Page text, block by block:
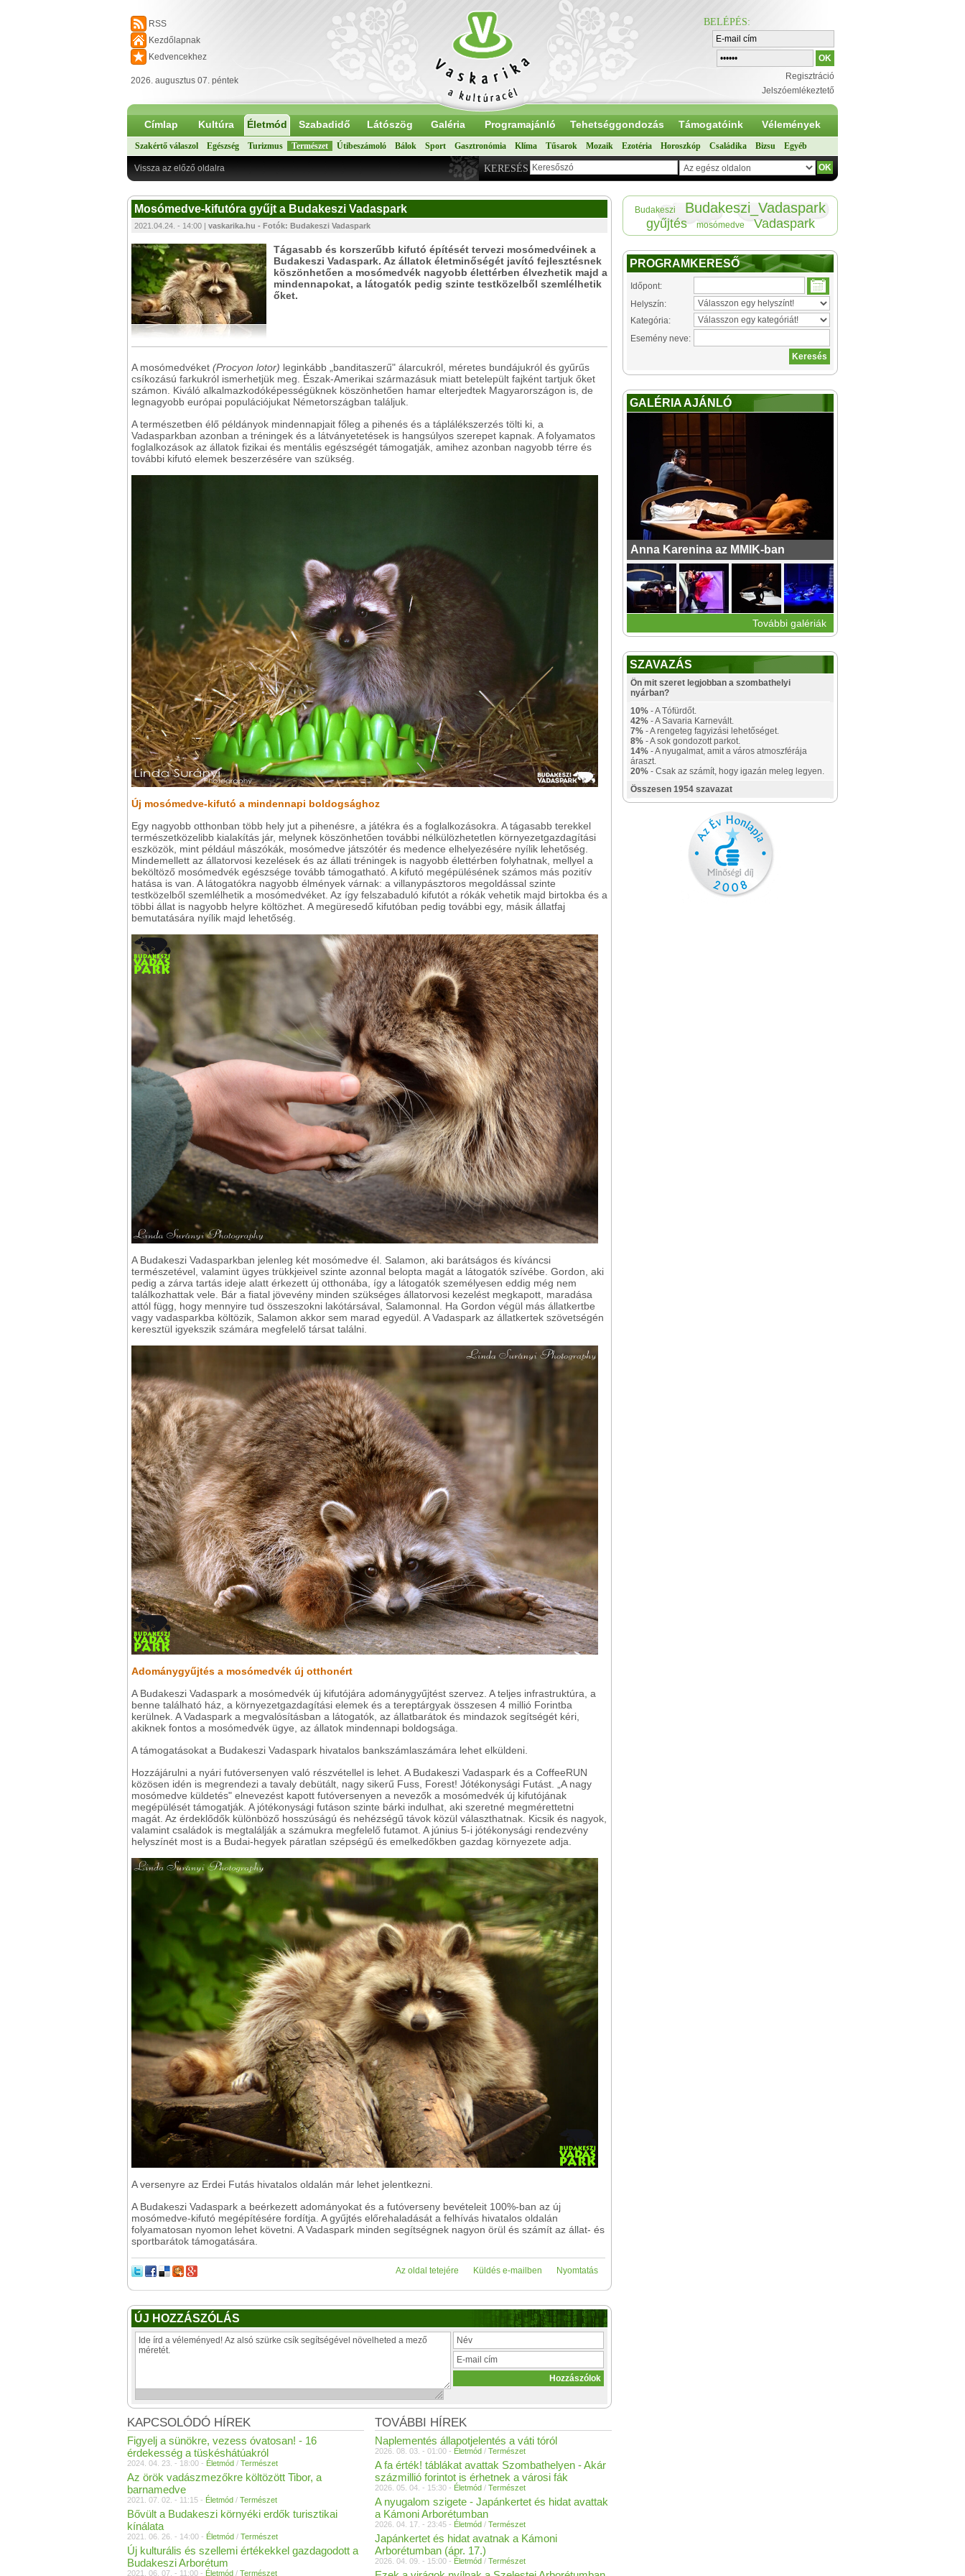
RSS
Kezdőlapnak
Kedvencekhez
2026. augusztus 07. péntek
BELÉPÉS:
Regisztráció
Jelszóemlékeztető
Címlap Kultúra Életmód Szabadidő Látószög Galéria Programajánló Tehetséggondozás Támogatóink Vélemények
Szakértő válaszol Egészség Turizmus Természet Útibeszámoló Bálok Sport Gasztronómia Klíma Tűsarok Mozaik Ezotéria Horoszkóp Családika Bizsu Egyéb
KERESÉS
Vissza az előző oldalra
Mosómedve-kifutóra gyűjt a Budakeszi Vadaspark
2021.04.24. - 14:00 | vaskarika.hu - Fotók: Budakeszi Vadaspark
Tágasabb és korszerűbb kifutó építését tervezi mosómedvéinek a
Budakeszi Vadaspark. Az állatok életminőségét javító fejlesztésnek
köszönhetően a mosómedvék nagyobb élettérben élvezhetik majd a
mindennapokat, a látogatók pedig szinte testközelből szemlélhetik
őket.
A mosómedvéket (Procyon lotor) leginkább „banditaszerű" álarcukról, méretes bundájukról és gyűrűs
csíkozású farkukról ismerhetjük meg. Észak-Amerikai származásuk miatt betelepült fajként tartjuk őket
számon. Kiváló alkalmazkodóképességüknek köszönhetően hamar elterjedtek Magyarországon is, de
legnagyobb európai populációjukat Németországban találjuk.
A természetben élő példányok mindennapjait főleg a pihenés és a táplálékszerzés tölti ki, a
Vadasparkban azonban a tréningek és a látványetetések is hangsúlyos szerepet kapnak. A folyamatos
foglalkozások az állatok fizikai és mentális egészségét támogatják, amihez azonban nagyobb térre és
további kifutó elemek beszerzésére van szükség.
Új mosómedve-kifutó a mindennapi boldogsághoz
Egy nagyobb otthonban több hely jut a pihenésre, a játékra és a foglalkozásokra. A tágasabb terekkel
természetközelibb kialakítás jár, melynek köszönhetően további nélkülözhetetlen környezetgazdagítási
eszközök, mint például mászókák, mosómedve játszótér és medence elhelyezésére nyílik lehetőség.
Mindemellett az állatorvosi kezelések és az állati tréningek is nagyobb élettérben folyhatnak, mellyel a
beköltöző mosómedvék egészsége tovább támogatható. A kifutó megépülésének számos más pozitív
hatása is van. A látogatókra nagyobb élmények várnak: a villanypásztoros megoldással szinte
testközelből szemlélhetik a mosómedvéket. Az így felszabaduló kifutót a rókák vehetik majd birtokba és a
többi állat is nagyobb helyre költözhet. A megüresedő kifutóban pedig további egy, másik állatfaj
bemutatására nyílik majd lehetőség.
A Budakeszi Vadasparkban jelenleg két mosómedve él. Salamon, aki barátságos és kíváncsi
természetével, valamint ügyes trükkjeivel szinte azonnal belopta magát a látogatók szívébe. Gordon, aki
pedig a zárva tartás ideje alatt érkezett új otthonába, így a látogatók személyesen eddig még nem
találkozhattak vele. Bár a fiatal jövevény minden szükséges állatorvosi kezelést megkapott, maradása
attól függ, hogy mennyire tud összeszokni lakótársával, Salamonnal. Ha Gordon végül más állatkertbe
vagy vadasparkba költözik, Salamon akkor sem marad egyedül. A Vadaspark az állatkertek szövetségén
keresztül igyekszik számára megfelelő társat találni.
Adománygyűjtés a mosómedvék új otthonért
A Budakeszi Vadaspark a mosómedvék új kifutójára adománygyűjtést szervez. A teljes infrastruktúra, a
benne található ház, a környezetgazdagítási elemek és a tereptárgyak összesen 4 millió Forintba
kerülnek. A Vadaspark a megvalósításban a látogatók, az állatbarátok és mindazok segítségét kéri,
akiknek fontos a mosómedvék ügye, az állatok mindennapi boldogsága.
A támogatásokat a Budakeszi Vadaspark hivatalos bankszámlaszámára lehet elküldeni.
Hozzájárulni a nyári futóversenyen való részvétellel is lehet. A Budakeszi Vadaspark és a CoffeeRUN
közösen idén is megrendezi a tavaly debütált, nagy sikerű Fuss, Forest! Jótékonysági Futást. „A nagy
mosómedve küldetés" elnevezést kapott futóversenyen a nevezők a mosómedvék új kifutójának
megépülését támogatják. A jótékonysági futáson szinte bárki indulhat, aki szeretné megmérettetni
magát. Az érdeklődők különböző hosszúságú és nehézségű távok közül választhatnak. Kicsik és nagyok,
valamint családok is megtalálják a számukra megfelelő futamot. A június 5-i jótékonysági rendezvény
helyszínét most is a Budai-hegyek páratlan szépségű és emelkedőkben gazdag környezete adja.
A versenyre az Erdei Futás hivatalos oldalán már lehet jelentkezni.
A Budakeszi Vadaspark a beérkezett adományokat és a futóverseny bevételeit 100%-ban az új
mosómedve-kifutó megépítésére fordítja. A gyűjtés előrehaladását a felhívás hivatalos oldalán
folyamatosan nyomon lehet követni. A Vadaspark minden segítségnek nagyon örül és számít az állat- és
sportbarátok támogatására.
Nyomtatás
Küldés e-mailben
Az oldal tetejére
ÚJ HOZZÁSZÓLÁS
TOVÁBBI HÍREK
Naplementés állapotjelentés a váti tóról
2026. 08. 03. - 01:00 - Életmód / Természet
A fa érték! táblákat avattak Szombathelyen - Akár
százmillió forintot is érhetnek a városi fák
2026. 05. 04. - 15:30 - Életmód / Természet
A nyugalom szigete - Japánkertet és hidat avattak
a Kámoni Arborétumban
2026. 04. 17. - 23:45 - Életmód / Természet
Japánkertet és hidat avatnak a Kámoni
Arborétumban (ápr. 17.)
2026. 04. 09. - 15:00 - Életmód / Természet
KAPCSOLÓDÓ HÍREK
Figyelj a sünökre, vezess óvatosan! - 16
érdekesség a tüskéshátúakról
2024. 04. 23. - 18:00 - Életmód / Természet
Az örök vadászmezőkre költözött Tibor, a
barnamedve
2021. 07. 02. - 11:15 - Életmód / Természet
Bővült a Budakeszi környéki erdők turisztikai
kínálata
2021. 06. 26. - 14:00 - Életmód / Természet
Új kulturális és szellemi értékekkel gazdagodott a
Budakeszi Arborétum
2021. 06. 07. - 11:00 - Életmód / Természet
Budakeszi Budakeszi_Vadaspark
gyűjtés mosómedve Vadaspark
PROGRAMKERESŐ
Időpont:
Helyszín:
Kategória:
Esemény neve:
GALÉRIA AJÁNLÓ
Anna Karenina az MMIK-ban
További galériák
SZAVAZÁS
Ön mit szeret legjobban a szombathelyi
nyárban?
10% - A Tófürdőt.
42% - A Savaria Karnevált.
7% - A rengeteg fagyizási lehetőséget.
8% - A sok gondozott parkot.
14% - A nyugalmat, amit a város atmoszférája
áraszt.
20% - Csak az számít, hogy igazán meleg legyen.
Összesen 1954 szavazat